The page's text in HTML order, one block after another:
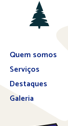
Quem somos
Serviços
Destaques
Galeria